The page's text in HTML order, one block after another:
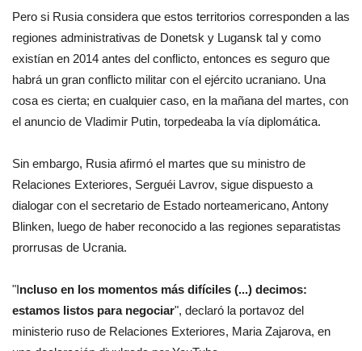
Pero si Rusia considera que estos territorios corresponden a las
regiones administrativas de Donetsk y Lugansk tal y como
existían en 2014 antes del conflicto, entonces es seguro que
habrá un gran conflicto militar con el ejército ucraniano. Una
cosa es cierta; en cualquier caso, en la mañana del martes, con
el anuncio de Vladimir Putin, torpedeaba la vía diplomática.
Sin embargo, Rusia afirmó el martes que su ministro de
Relaciones Exteriores, Serguéi Lavrov, sigue dispuesto a
dialogar con el secretario de Estado norteamericano, Antony
Blinken, luego de haber reconocido a las regiones separatistas
prorrusas de Ucrania.
"Incluso en los momentos más difíciles (...) decimos:
estamos listos para negociar", declaró la portavoz del
ministerio ruso de Relaciones Exteriores, Maria Zajarova, en